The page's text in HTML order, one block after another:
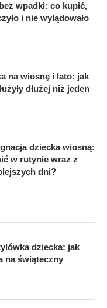
wpadki: co kupić,
i nie wylądowało
na wiosnę i lato: jak
dłużej niż jeden
dziecka wiosną:
w rutynie wraz z
dni?
dziecka: jak
na świąteczny